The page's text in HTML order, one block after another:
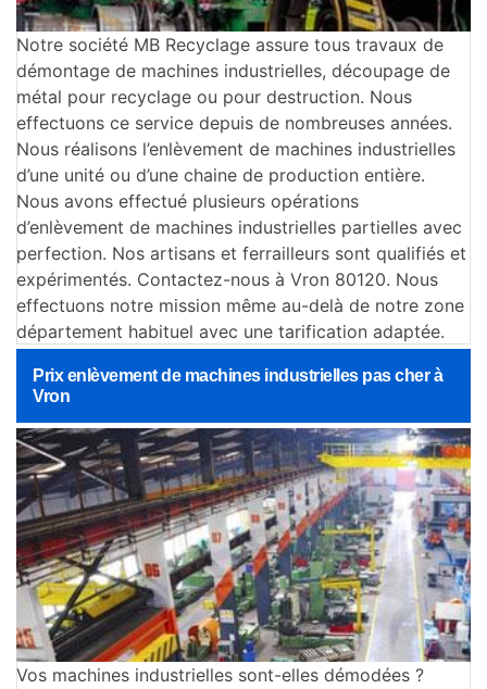
Notre société MB Recyclage assure tous travaux de
démontage de machines industrielles, découpage de
métal pour recyclage ou pour destruction. Nous
effectuons ce service depuis de nombreuses années.
Nous réalisons l’enlèvement de machines industrielles
d’une unité ou d’une chaine de production entière.
Nous avons effectué plusieurs opérations
d’enlèvement de machines industrielles partielles avec
perfection. Nos artisans et ferrailleurs sont qualifiés et
expérimentés. Contactez-nous à Vron 80120. Nous
effectuons notre mission même au-delà de notre zone
département habituel avec une tarification adaptée.
Prix enlèvement de machines industrielles pas cher à
Vron
Vos machines industrielles sont-elles démodées ?